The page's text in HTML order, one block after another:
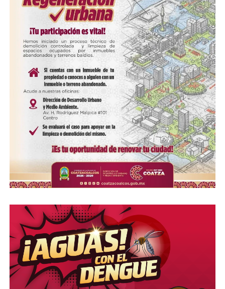
COMPARTE ESTA INFORMACIÓN